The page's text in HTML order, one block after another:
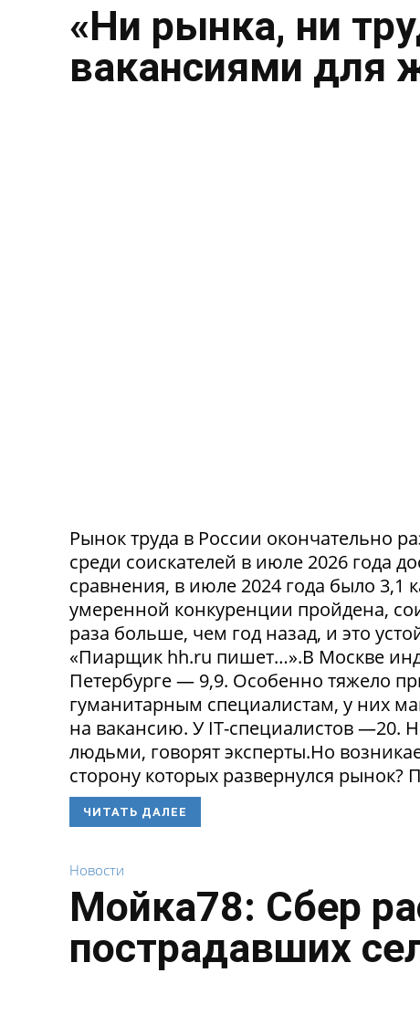
«Ни рынка, ни
вакансиями для
Рынок труда в России окончательно
среди соискателей в июле 2026 года
сравнения, в июле 2024 года было 3,1
умеренной конкуренции пройдена,
раза больше, чем год назад, и это
«Пиарщик hh.ru пишет…».В Москве
Петербурге — 9,9. Особенно тяжело
гуманитарным специалистам, у них
на вакансию. У IT-специалистов —20.
людьми, говорят эксперты.Но
сторону которых развернулся рынок?
ЧИТАТЬ ДАЛЕЕ
Новости
Мойка78: Сбер
пострадавших